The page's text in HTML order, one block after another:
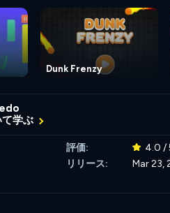
Dunk Frenzy
学ぶ
評価: 4.0 /
リリース:
Mar 23,